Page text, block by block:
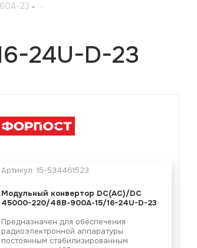
23 -
24U-D-23
Артикул: 15-534461523
Модульный конвертор DC(AC)/DC
45000-220/48В-900А-15/16-24U-D-23
Предназначен для обеспечения
радиоэлектронной аппаратуры
постоянным стабилизированным